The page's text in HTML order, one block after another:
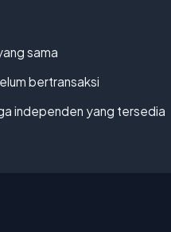
sama
bertransaksi
independen yang tersedia